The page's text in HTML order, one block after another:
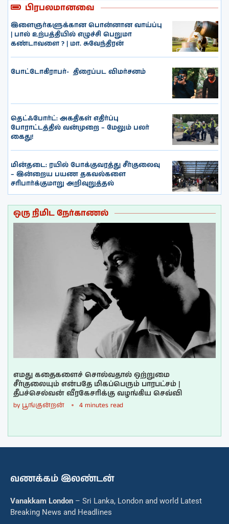
பிரபலமானவை
இளைஞர்களுக்கான பொன்னான வாய்ப்பு
| பால் உற்பத்தியில் எழுச்சி பெறுமா
கண்டாவளை ? | மா. சுவேந்திரன்
போட்டோகிராபர்- ‌ திரைப்பட விமர்சனம்
தெட்ஃபோர்ட்: அகதிகள் எதிர்ப்பு
போராட்டத்தில் வன்முறை – மேலும் பலர்
கைது!
மின்தடை: ரயில் போக்குவரத்து சீர்குலைவு
– இன்றைய பயண தகவல்களை
சரிபார்க்குமாறு அறிவுறுத்தல்
ஒரு நிமிட நேர்காணல்
எமது கதைகளைச் சொல்வதால் ஒற்றுமை
சீர்குலையும் என்பதே மிகப்பெரும் பாரபட்சம் |
தீபச்செல்வன் வீரகேசரிக்கு வழங்கிய செவ்வி
by பூங்குன்றன் 4 minutes read
வணக்கம் இலண்டன்
Vanakkam London – Sri Lanka, London and world Latest
Breaking News and Headlines